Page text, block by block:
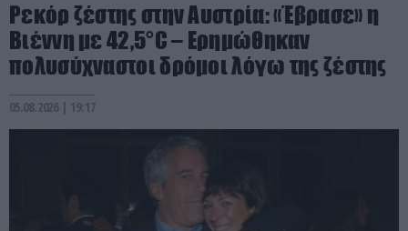
Ρεκόρ ζέστης στην Αυστρία: «Έβρασε» η
Βιέννη με 42,5°C – Ερημώθηκαν
πολυσύχναστοι δρόμοι λόγω της ζέστης
05.08.2026 | 19:17